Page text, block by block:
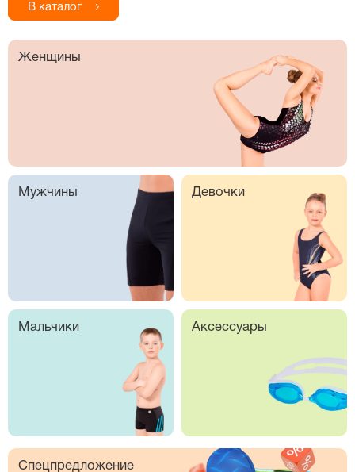
В каталог
Женщины
Мужчины Девочки
Мальчики Аксессуары
Спецпредложение